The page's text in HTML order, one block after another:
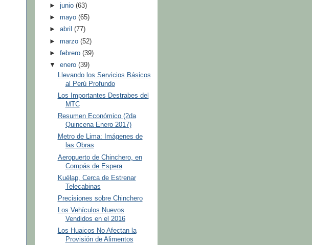
►junio(63)
►mayo(65)
►abril(77)
►marzo(52)
►febrero(39)
▼enero(39)
Llevando los Servicios Básicos
al Perú Profundo
Los Importantes Destrabes del
MTC
Resumen Económico (2da
Quincena Enero 2017)
Metro de Lima: Imágenes de
las Obras
Aeropuerto de Chinchero, en
Compás de Espera
Kuélap, Cerca de Estrenar
Telecabinas
Precisiones sobre Chinchero
Los Vehículos Nuevos
Vendidos en el 2016
Los Huaicos No Afectan la
Provisión de Alimentos